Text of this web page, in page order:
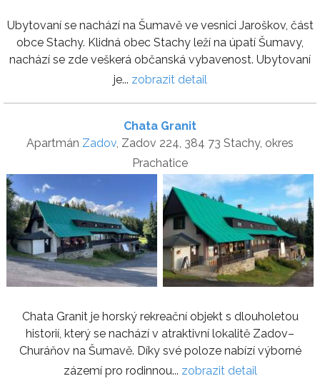
Ubytovaní se nachází na Šumavě ve vesnici Jaroškov, část
obce Stachy. Klidná obec Stachy leží na úpatí Šumavy,
nachází se zde veškerá občanská vybavenost. Ubytovaní
je... zobrazit detail
Chata Granit
Apartmán Zadov , Zadov 224, 384 73 Stachy, okres
Prachatice
Chata Granit je horský rekreační objekt s dlouholetou
historií, který se nachází v atraktivní lokalitě Zadov–
Churáňov na Šumavě. Díky své poloze nabízí výborné
zázemí pro rodinnou... zobrazit detail